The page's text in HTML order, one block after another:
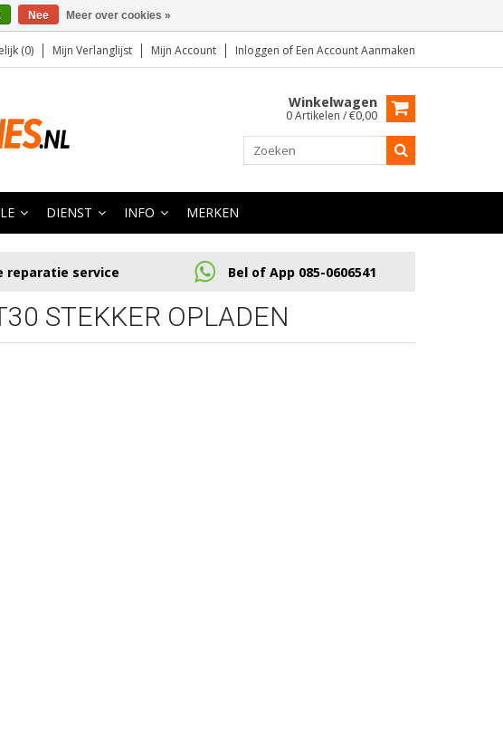
(0) Mijn Verlanglijst Mijn Account Inloggen of Een Account Aanmaken
Winkelwagen
0 Artikelen / €0,00
DIENST INFO MERKEN
reparatie service Bel of App 085-0606541
STEKKER OPLADEN
Nee Meer over cookies »